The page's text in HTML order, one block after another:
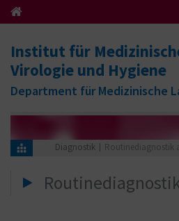
Institut für
Virologie und Hygiene
Department für Medizinische
Diagnostik Routinediagnostik